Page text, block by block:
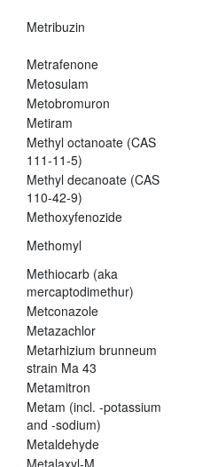
Metribuzin
Metrafenone
Metosulam
Metobromuron
Metiram
Methyl octanoate (CAS
111-11-5)
Methyl decanoate (CAS
110-42-9)
Methoxyfenozide
Methomyl
Methiocarb (aka
mercaptodimethur)
Metconazole
Metazachlor
Metarhizium brunneum
strain Ma 43
Metamitron
Metam (incl. -potassium
and -sodium)
Metaldehyde